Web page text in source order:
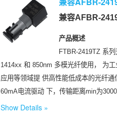
兼容AFBR-
产品概述
FTBR-2419TZ 系
1414xx 和 850nm 多模光纤使用， 为
应用等领域提 供高性能低成本的光纤
60mA电流驱动 下，传输距离min为3000
Show Details